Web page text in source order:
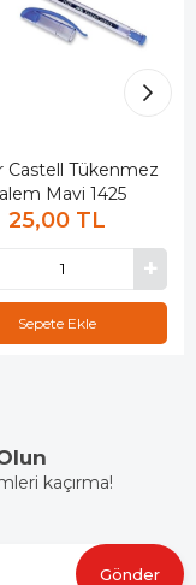
Castell Tükenmez
Mavi 1425
25,00 TL
Sepete Ekle
kaçırma!
Gönder